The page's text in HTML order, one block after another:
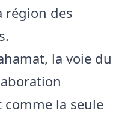
région des
la voie du
la seule